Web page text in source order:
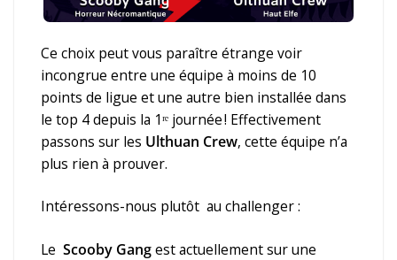
Ce choix peut vous paraître étrange voir
incongrue entre une équipe à moins de 10
points de ligue et une autre bien installée dans
le top 4 depuis la 1ʳᵉ journée ! Effectivement
passons sur les Ulthuan Crew, cette équipe n’a
plus rien à prouver.
Intéressons-nous plutôt au challenger :
Le Scooby Gangest actuellement sur une